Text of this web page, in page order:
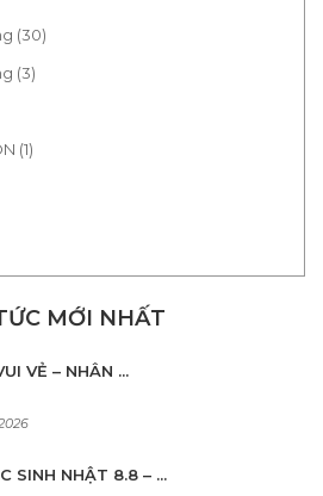
(30)
(3)
(1)
MỚI NHẤT
VẺ – NHÂN ...
SINH NHẬT 8.8 – ...